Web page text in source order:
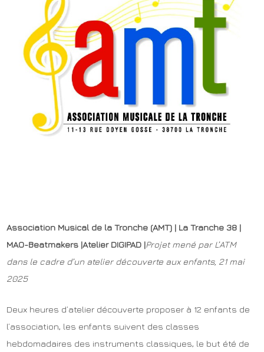
Association Musical de la Tronche (AMT) | La Tranche 38 |
MAO-Beatmakers |Atelier DIGIPAD |Projet mené par L’ATM
dans le cadre d’un atelier découverte aux enfants, 21 mai
2025
Deux heures d’atelier découverte proposer à 12 enfants de
l’association, les enfants suivent des classes
hebdomadaires des instruments classiques, le but été de